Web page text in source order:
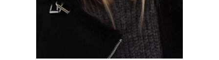
Плотный узор
Узор с вытянутыми
петлями